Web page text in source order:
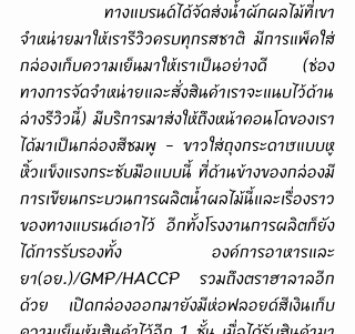
จำหน่ายมาให้เรารีวิวครบทุกรสชาติ มีการแพ็คใส่
กล่องเก็บความเย็นมาให้เราเป็นอย่างดี (ช่อง
ทางการจัดจำหน่ายและสั่งสินค้าเราจะแนบไว้ด้าน
ล่างรีวิวนี้) มีบริการมาส่งให้ถึงหน้าคอนโดของเรา
ได้มาเป็นกล่องสีชมพู - ขาวใส่ถุงกระดาษแบบหู
หิ้วแข็งแรงกระชับมือแบบนี้ ที่ด้านข้างของกล่องมี
การเขียนกระบวนการผลิตน้ำผลไม้นี้และเรื่องราว
ของทางแบรนด์เอาไว้ อีกทั้งโรงงานการผลิตก็ยัง
ได้การรับรองทั้ง องค์การอาหารและ
ยา(อย.)/GMP/HACCP รวมถึงตราฮาลาลอีก
ด้วย เปิดกล่องออกมายังมีห่อฟลอยด์สีเงินเก็บ